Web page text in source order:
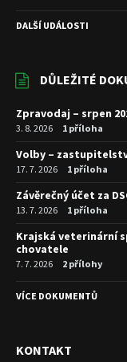
DALŠÍ UDÁLOSTI
DŮLEŽITÉ
Zpravodaj – srpen
3. 8. 2026 1 příloha
Volby –
17. 7. 2026 1 příloha
Závěrečný účet za
13. 7. 2026 1 příloha
Krajská veterinární
chovatele
7. 7. 2026 2 přílohy
VÍCE DOKUMENTŮ
KONTAKT